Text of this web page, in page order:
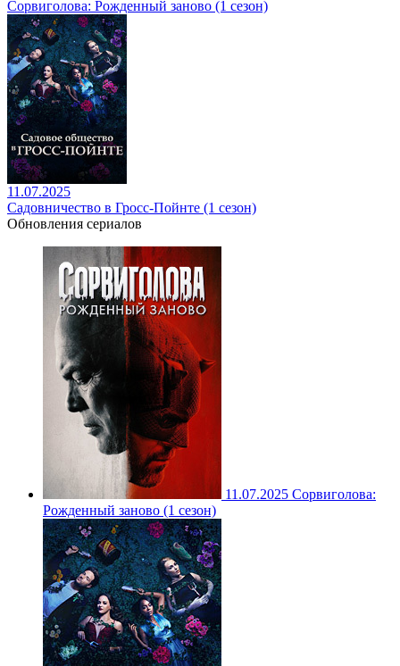
Сорвиголова: Рожденный заново (1 сезон)
11.07.2025
Садовничество в Гросс-Пойнте (1 сезон)
Обновления сериалов
11.07.2025 Сорвиголова:
Рожденный заново (1 сезон)